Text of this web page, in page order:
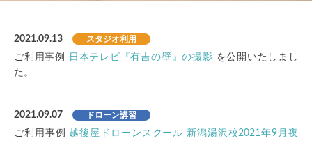
2021.09.13 スタジオ利用
ご利用事例 日本テレビ『有吉の壁』の撮影 を公開いたしまし
た。
2021.09.07 ドローン講習
ご利用事例
越後屋ドローンスクール 新潟湯沢校2021年9月夜